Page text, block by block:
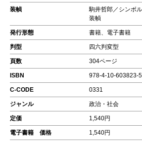
装幀
駒井哲郎／シンボ
装幀
発行形態 書籍、電子書籍
判型 四六判変型
頁数 304ページ
ISBN 978-4-10-603823-5
C-CODE 0331
ジャンル 政治・社会
定価 1,540円
電子書籍 価格 1,540円